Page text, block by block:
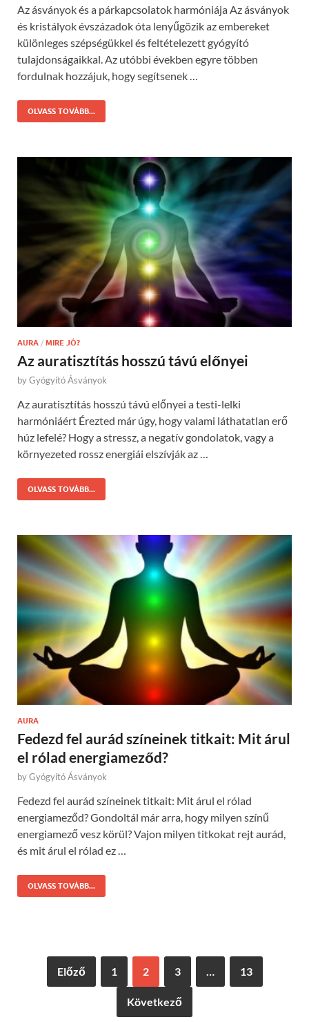
Az ásványok és a párkapcsolatok harmóniája Az ásványok
és kristályok évszázadok óta lenyűgözik az embereket
különleges szépségükkel és feltételezett gyógyító
tulajdonságaikkal. Az utóbbi években egyre többen
fordulnak hozzájuk, hogy segítsenek …
OLVASS TOVÁBB...
AURA / MIRE JÓ?
Az auratisztítás hosszú távú előnyei
byGyógyító Ásványok
Az auratisztítás hosszú távú előnyei a testi-lelki
harmóniáért Érezted már úgy, hogy valami láthatatlan erő
húz lefelé? Hogy a stressz, a negatív gondolatok, vagy a
környezeted rossz energiái elszívják az …
OLVASS TOVÁBB...
AURA
Fedezd fel aurád színeinek titkait: Mit árul
el rólad energiameződ?
byGyógyító Ásványok
Fedezd fel aurád színeinek titkait: Mit árul el rólad
energiameződ? Gondoltál már arra, hogy milyen színű
energiamező vesz körül? Vajon milyen titkokat rejt aurád,
és mit árul el rólad ez …
OLVASS TOVÁBB...
Előző 1 2 3 … 13
Következő